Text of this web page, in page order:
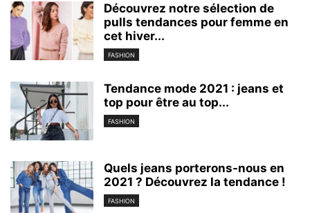
Découvrez notre sélection de
pulls tendances pour femme en
cet hiver...
FASHION
Tendance mode 2021 : jeans et
top pour être au top...
FASHION
Quels jeans porterons-nous en
2021 ? Découvrez la tendance !
FASHION